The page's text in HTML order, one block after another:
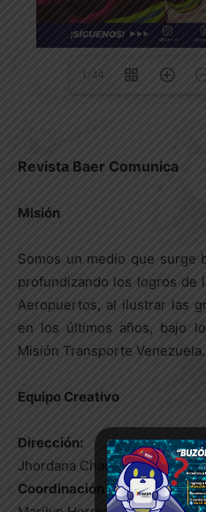
1/44
Revista Baer Comunica
Misión
Somos un medio que surge
profundizando los logros de
Aeropuertos, al ilustrar las
en los últimos años, bajo
Misión Transporte Venezuela.
Equipo Creativo
Dirección:
Jhordana Chacón Guerrero.
Coordinación de prensa: